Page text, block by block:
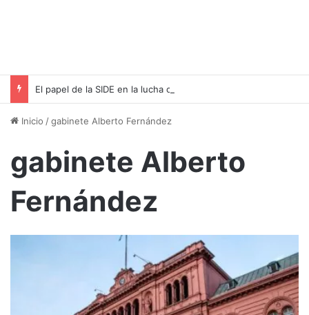
Inicio /gabinete Alberto Fernández
gabinete Alberto
Fernández